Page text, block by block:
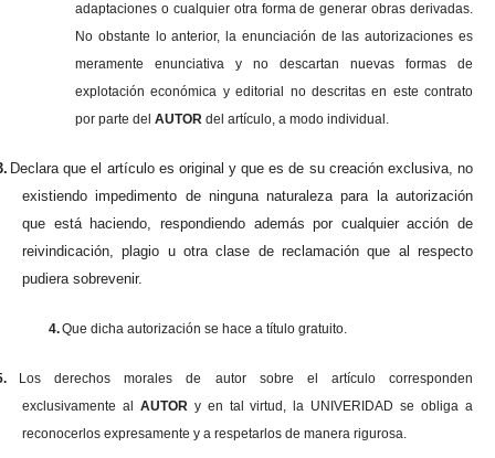
adaptaciones o cualquier otra forma de generar obras derivadas.
No obstante lo anterior, la enunciación de las autorizaciones es
meramente enunciativa y no descartan nuevas formas de
explotación económica y editorial no descritas en este contrato
por parte del AUTORdel artículo, a modo individual.
Declara que el artículo es original y que es de su creación exclusiva, no
existiendo impedimento de ninguna naturaleza para la autorización
que está haciendo, respondiendo además por cualquier acción de
reivindicación, plagio u otra clase de reclamación que al respecto
pudiera sobrevenir.
4.Que dicha autorización se hace a título gratuito.
Los derechos morales de autor sobre el artículo corresponden
exclusivamente al AUTOR y en tal virtud, la UNIVERIDAD se obliga a
reconocerlos expresamente y a respetarlos de manera rigurosa.